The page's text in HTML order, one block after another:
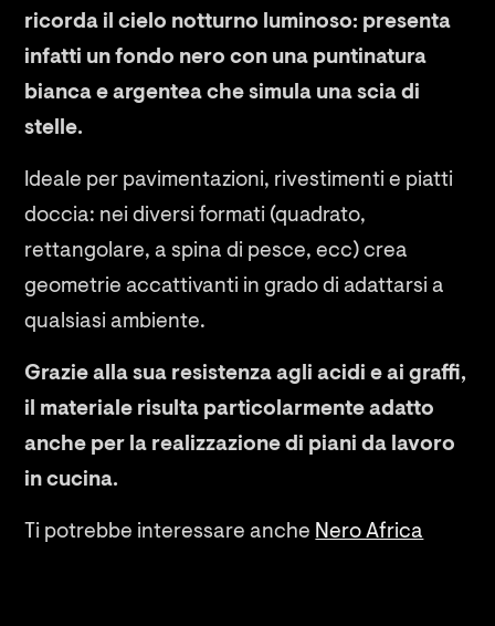
ricorda il cielo notturno luminoso: presenta
infatti un fondo nero con una puntinatura
bianca e argentea che simula una scia di
stelle.
Ideale per pavimentazioni, rivestimenti e piatti
doccia: nei diversi formati (quadrato,
rettangolare, a spina di pesce, ecc) crea
geometrie accattivanti in grado di adattarsi a
qualsiasi ambiente.
Grazie alla sua resistenza agli acidi e ai graffi,
il materiale risulta particolarmente adatto
anche per la realizzazione di piani da lavoro
in cucina.
Ti potrebbe interessare anche Nero Africa